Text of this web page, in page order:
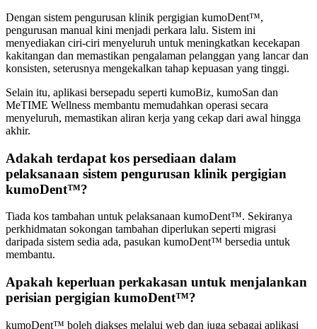
Dengan sistem pengurusan klinik pergigian kumoDent™,
pengurusan manual kini menjadi perkara lalu. Sistem ini
menyediakan ciri-ciri menyeluruh untuk meningkatkan kecekapan
kakitangan dan memastikan pengalaman pelanggan yang lancar dan
konsisten, seterusnya mengekalkan tahap kepuasan yang tinggi.
Selain itu, aplikasi bersepadu seperti kumoBiz, kumoSan dan
MeTIME Wellness membantu memudahkan operasi secara
menyeluruh, memastikan aliran kerja yang cekap dari awal hingga
akhir.
Adakah terdapat kos persediaan dalam
pelaksanaan sistem pengurusan klinik pergigian
kumoDent™?
Tiada kos tambahan untuk pelaksanaan kumoDent™. Sekiranya
perkhidmatan sokongan tambahan diperlukan seperti migrasi
daripada sistem sedia ada, pasukan kumoDent™ bersedia untuk
membantu.
Apakah keperluan perkakasan untuk menjalankan
perisian pergigian kumoDent™?
kumoDent™ boleh diakses melalui web dan juga sebagai aplikasi